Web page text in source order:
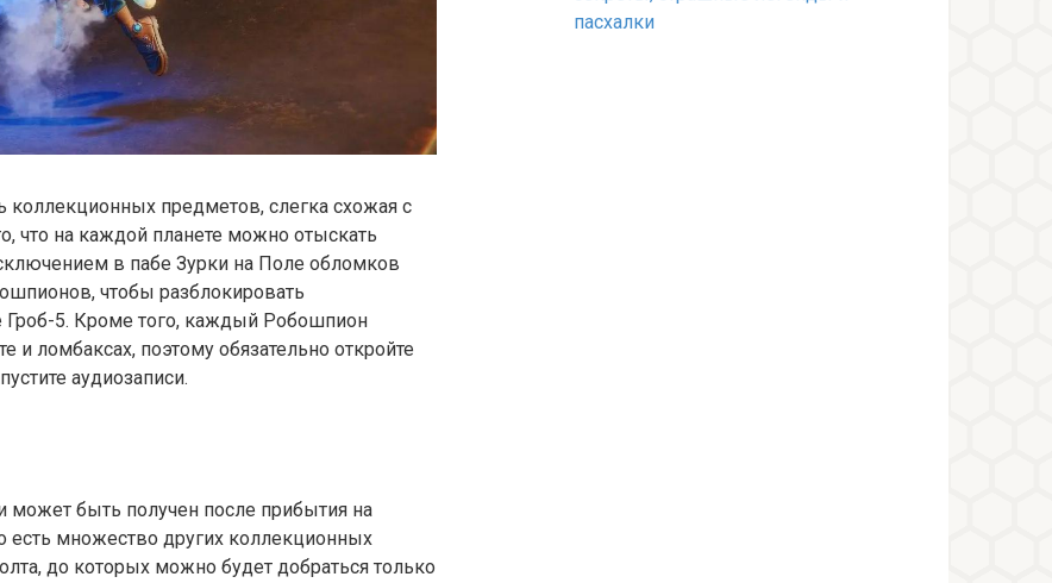
предметов, слегка схожая с
что на каждой планете можно отыскать
в пабе Зурки на Поле обломков
чтобы разблокировать
5. Кроме того, каждый Робошпион
ломбаксах, поэтому обязательно откройте
аудиозаписи.
быть получен после прибытия на
есть множество других коллекционных
до которых можно будет добраться только
пасхалки